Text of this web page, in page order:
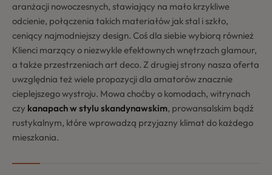
aranżacji nowoczesnych, stawiający na mało krzykliwe
odcienie, połączenia takich materiałów jak stal i szkło,
ceniący najmodniejszy design. Coś dla siebie wybiorą również
Klienci marzący o niezwykle efektownych wnętrzach glamour,
a także przestrzeniach art deco. Z drugiej strony nasza oferta
uwzględnia też wiele propozycji dla amatorów znacznie
cieplejszego wystroju. Mowa choćby o komodach, witrynach
czy kanapach w stylu skandynawskim, prowansalskim bądź
rustykalnym, które wprowadzą przyjazny klimat do każdego
mieszkania.